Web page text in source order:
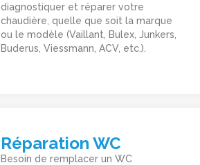
diagnostiquer et réparer votre
chaudière, quelle que soit la marque
ou le modèle (Vaillant, Bulex, Junkers,
Buderus, Viessmann, ACV, etc.).
Réparation WC
Besoin de remplacer un WC